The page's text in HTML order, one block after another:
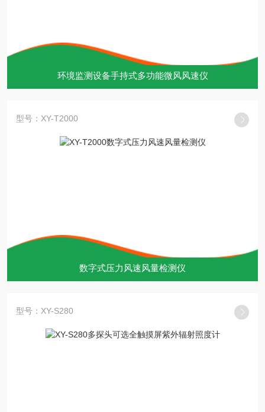
环境监测设备手持式多功能微风风速仪
型号：XY-T2000
数字式压力风速风量检测仪
型号：XY-S280